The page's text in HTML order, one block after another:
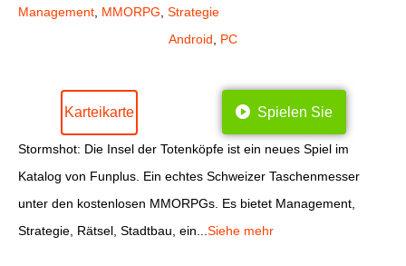
Management MMORPG Strategie
Android
PC
Karteikarte Spielen Sie
Stormshot: Die Insel der Totenköpfe ist ein neues Spiel im
Katalog von Funplus. Ein echtes Schweizer Taschenmesser
unter den kostenlosen MMORPGs. Es bietet Management,
Strategie, Rätsel, Stadtbau, ein... Siehe mehr